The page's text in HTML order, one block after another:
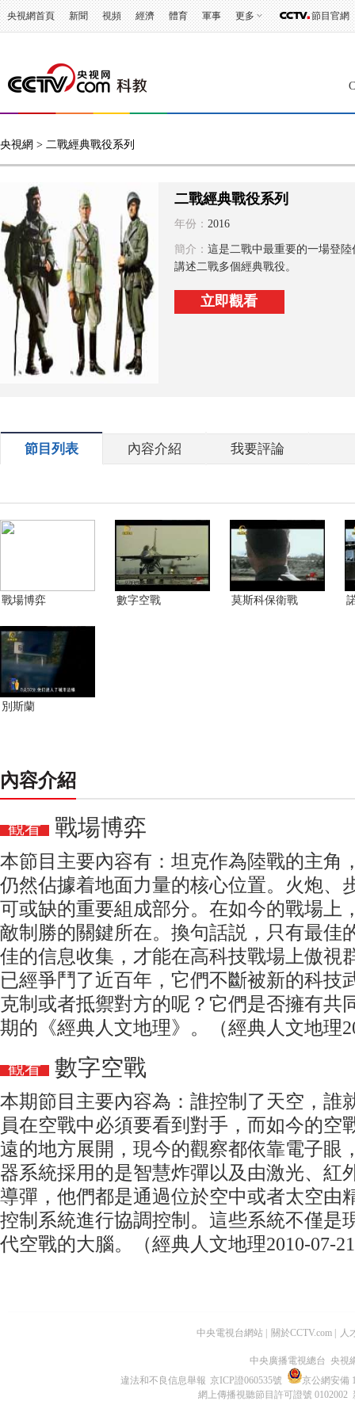
央視網首頁 新聞 視頻 經濟 體育 軍事 更多 節目官網
央視網 > 二戰經典戰役系列
二戰經典戰役系列
年份： 2016
簡介： 這是二戰中最重要的一場登
講述二戰多個經典戰役。
立即觀看
節目列表 內容介紹 我要評論
戰場博弈 數字空戰 莫斯科保衛戰
別斯蘭
內容介紹
觀看 戰場博弈
本節目主要內容有：坦克作為陸戰的主角
仍然佔據着地面力量的核心位置。火炮、
可或缺的重要組成部分。在如今的戰場上
敵制勝的關鍵所在。換句話説，只有最佳
佳的信息收集，才能在高科技戰場上傲視
已經爭鬥了近百年，它們不斷被新的科技
克制或者抵禦對方的呢？它們是否擁有共
期的《經典人文地理》。（經典人文地理
觀看 數字空戰
本期節目主要內容為：誰控制了天空，誰
員在空戰中必須要看到對手，而如今的空
遠的地方展開，現今的觀察都依靠電子眼
器系統採用的是智慧炸彈以及由激光、紅
導彈，他們都是通過位於空中或者太空由
控制系統進行協調控制。這些系統不僅是
代空戰的大腦。（經典人文地理2010-07-
中央電視台網站 關於CCTV.com 人
中央廣播電視總台 央視
違法和不良信息舉報 京ICP證060535號
京公網安備
網上傳播視聽節目許可證號 0102002